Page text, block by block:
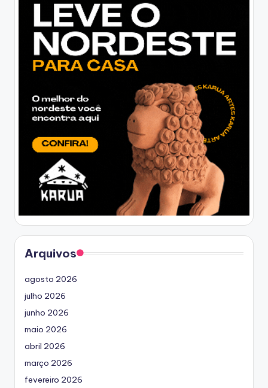
Arquivos
agosto 2026
julho 2026
junho 2026
maio 2026
abril 2026
março 2026
fevereiro 2026